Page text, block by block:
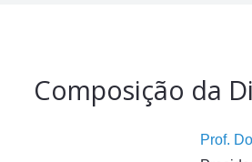
Composição da
Prof.